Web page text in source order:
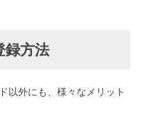
録方法
以外にも、様々なメリット